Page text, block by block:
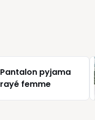
Pantalon pyjama
rayé femme